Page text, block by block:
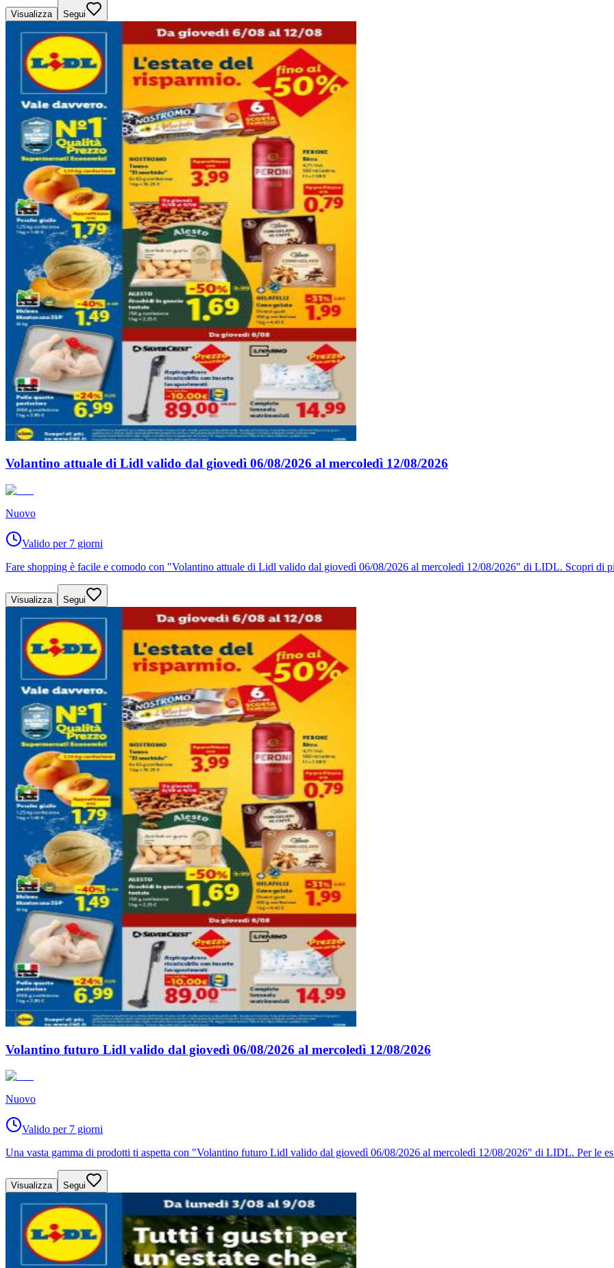
Visualizza Segui
Volantino attuale di Lidl valido dal giovedì 06/08/2026 al mercoledì 12/08/2026
Nuovo
Valido per 7 giorni
Fare shopping è facile e comodo con "Volantino attuale di Lidl valido dal giovedì 06/08/2026 al mercoledì 12/08/2026" di LIDL. Scopri di
Visualizza Segui
Volantino futuro Lidl valido dal giovedì 06/08/2026 al mercoledì 12/08/2026
Nuovo
Valido per 7 giorni
Una vasta gamma di prodotti ti aspetta con "Volantino futuro Lidl valido dal giovedì 06/08/2026 al mercoledì 12/08/2026" di LIDL. Per le
Visualizza Segui